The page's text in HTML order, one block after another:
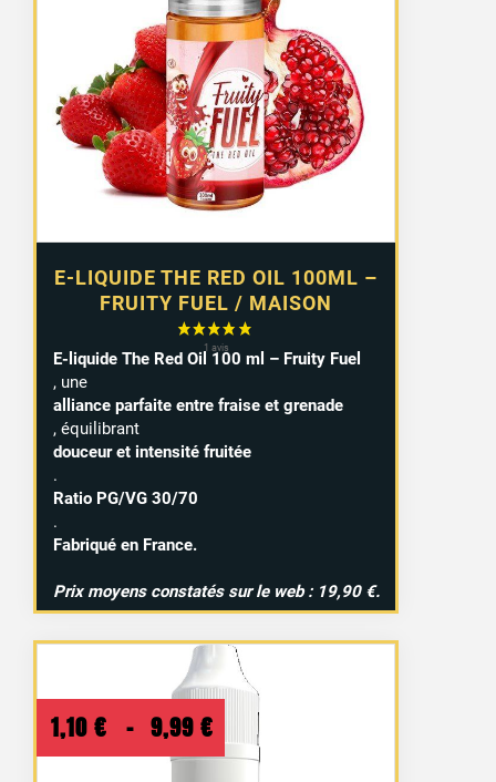
E-LIQUIDE THE RED OIL 100ML –
FRUITY FUEL / MAISON
E-liquide The Red Oil 100 ml – Fruity Fuel
, une
alliance parfaite entre fraise et grenade
, équilibrant
douceur et intensité fruitée
.
Ratio PG/VG 30/70
.
Fabriqué en France.
Prix moyens constatés sur le web : 19,90 €.
1,10 € – 9,99 €
Plage
de